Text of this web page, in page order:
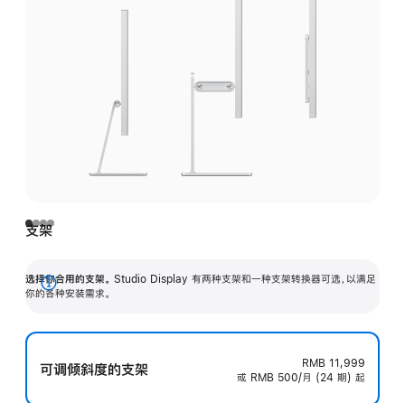
支架
选择你合用的支架。 Studio Display 有两种支架和一种支架转换器可选，以满足
你的各种安装需求。
展
可调倾斜度的支架
RMB 11,999
或 RMB 500/月 (24 期) 起